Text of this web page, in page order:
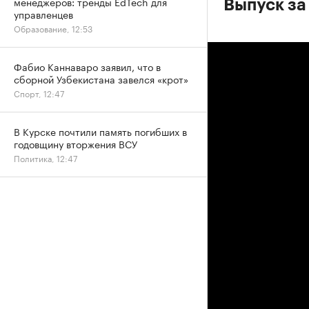
Выпуск
управленцев
Образование, 12:53
Фабио Каннаваро заявил, что в
сборной Узбекистана завелся «крот»
Спорт, 12:47
В Курске почтили память погибших в
годовщину вторжения ВСУ
Политика, 12:47